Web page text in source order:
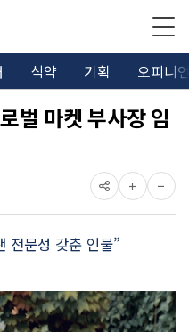
식약 기획 오피니
벌 마켓 부사장 임
전문성 갖춘 인물”